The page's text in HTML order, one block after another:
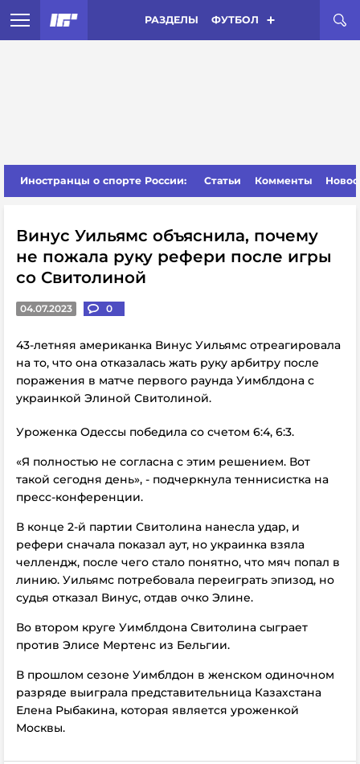
РАЗДЕЛЫ ФУТБОЛ
Иностранцы о спорте России: Статьи Комменты
Винус Уильямс объяснила, почему
не пожала руку рефери после игры
со Свитолиной
04.07.2023 0
43-летняя американка Винус Уильямс отреагировала
на то, что она отказалась жать руку арбитру после
поражения в матче первого раунда Уимблдона с
украинкой Элиной Свитолиной.
Уроженка Одессы победила со счетом 6:4, 6:3.
«Я полностью не согласна с этим решением. Вот
такой сегодня день», - подчеркнула теннисистка на
пресс-конференции.
В конце 2-й партии Свитолина нанесла удар, и
рефери сначала показал аут, но украинка взяла
челлендж, после чего стало понятно, что мяч попал в
линию. Уильямс потребовала переиграть эпизод, но
судья отказал Винус, отдав очко Элине.
Во втором круге Уимблдона Свитолина сыграет
против Элисе Мертенс из Бельгии.
В прошлом сезоне Уимблдон в женском одиночном
разряде выиграла представительница Казахстана
Елена Рыбакина, которая является уроженкой
Москвы.